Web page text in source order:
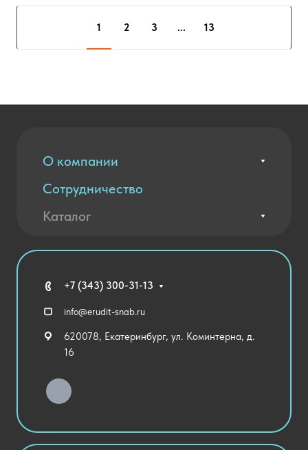
1 2 3 ... 13
О компании
Вакансии
Контакты
Благодарственные письма
Сотрудничество
Оплата и доставка
Каталог
Технические средства обучения
Спортивный зал
Уличное оборудование
Хозяйственные Товары
Столовая и пищеблок
+7 (343) 300-31-13
info@erudit-snab.ru
620078, Екатеринбург, ул. Коминтерна, д.
16